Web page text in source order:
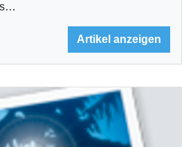
Artikel anzeigen